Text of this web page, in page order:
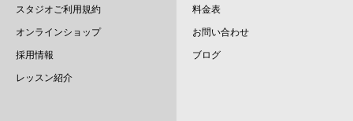
2025.5
スタジオご利用規約
オンラインショップ
採用情報
レッスン紹介
料金表
お問い合わせ
ブログ